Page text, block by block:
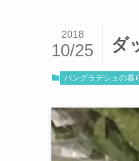
ダ
2018
10/25
バングラデシュの暮